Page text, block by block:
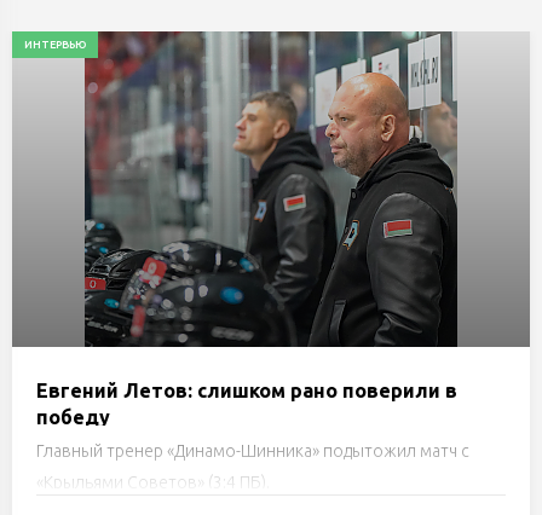
ИНТЕРВЬЮ
Евгений Летов: слишком рано поверили в
победу
Главный тренер «Динамо-Шинника» подытожил матч с
«Крыльями Советов» (3:4 ПБ).